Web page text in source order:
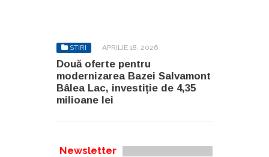
STIRI APRILIE 18, 2026
Două oferte pentru
modernizarea Bazei Salvamont
Bâlea Lac, investiție de 4,35
milioane lei
Newsletter